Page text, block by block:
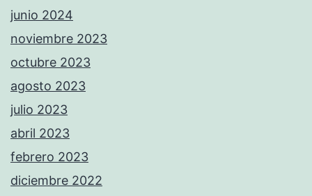
junio 2024
noviembre 2023
octubre 2023
agosto 2023
julio 2023
abril 2023
febrero 2023
diciembre 2022